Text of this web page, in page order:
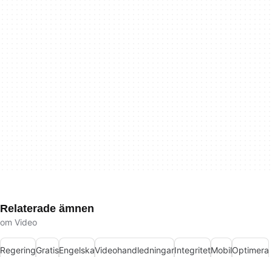
Relaterade ämnen
om Video
RegeringGratisEngelskaVideohandledningarIntegritetMobilOptimera